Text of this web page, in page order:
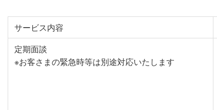
サービス内容
定期面談
※お客さまの緊急時等は別途対応いたします